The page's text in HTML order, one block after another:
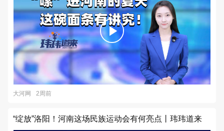
大河网 2周前
“绽放”洛阳！河南这场民族运动会有何亮点丨玮玮道来